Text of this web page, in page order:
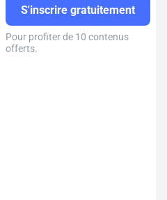
S'inscrire gratuitement
Pour profiter de 10 contenus
offerts.